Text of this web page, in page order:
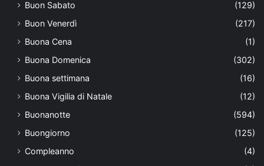
Buon Sabato
(129)
Buon Venerdì
(217)
Buona Cena
(1)
Buona Domenica
(302)
Buona settimana
(16)
Buona Vigilia di Natale
(12)
Buonanotte
(594)
Buongiorno
(125)
Compleanno
(4)